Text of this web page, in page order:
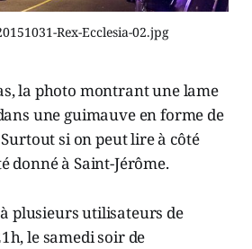
Rex-Ecclesia-02.jpg
la photo montrant une lame
une guimauve en forme de
si on peut lire à côté
donné à Saint-Jérôme.
plusieurs utilisateurs de
le samedi soir de